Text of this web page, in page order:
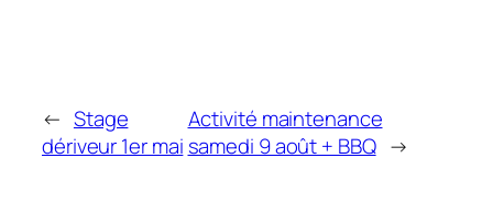
← Stage
dériveur 1er mai
Activité maintenance
samedi 9 août + BBQ →